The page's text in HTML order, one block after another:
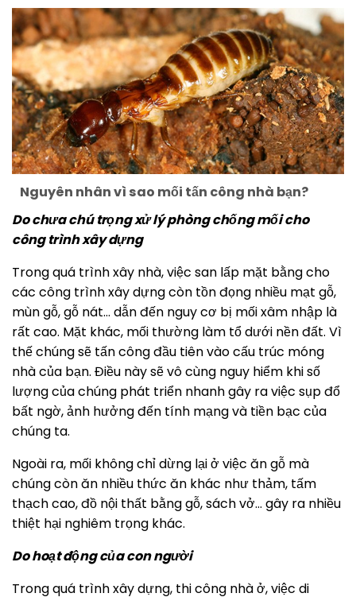
Nguyên nhân vì sao mối tấn công nhà bạn?
Do chưa chú trọng xử lý phòng chống mối cho
công trình xây dựng
Trong quá trình xây nhà, việc san lấp mặt bằng cho
các công trình xây dựng còn tồn đọng nhiều mạt gỗ,
mùn gỗ, gỗ nát… dẫn đến nguy cơ bị mối xâm nhập là
rất cao. Mặt khác, mối thường làm tổ dưới nền đất. Vì
thế chúng sẽ tấn công đầu tiên vào cấu trúc móng
nhà của bạn. Điều này sẽ vô cùng nguy hiểm khi số
lượng của chúng phát triển nhanh gây ra việc sụp đổ
bất ngờ, ảnh hưởng đến tính mạng và tiền bạc của
chúng ta.
Ngoài ra, mối không chỉ dừng lại ở việc ăn gỗ mà
chúng còn ăn nhiều thức ăn khác như thảm, tấm
thạch cao, đồ nội thất bằng gỗ, sách vở… gây ra nhiều
thiệt hại nghiêm trọng khác.
Do hoạt động của con người
Trong quá trình xây dựng, thi công nhà ở, việc di